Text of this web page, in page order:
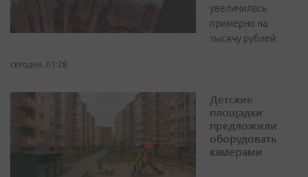
увеличилась
примерно на
тысячу рублей
сегодня, 01:28
Детские
площадки
предложили
оборудовать
камерами